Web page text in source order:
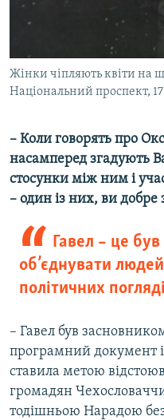
Жінки чіпляють квіти на
Національний проспект,
– Коли говорять про
насамперед згадують
стосунки між ним і
– один із них, ви добре
Гавел – це
об’єднувати людей
політичних
– Гавел був
програмний документ і
ставила метою
громадян
тодішньою Нарадою